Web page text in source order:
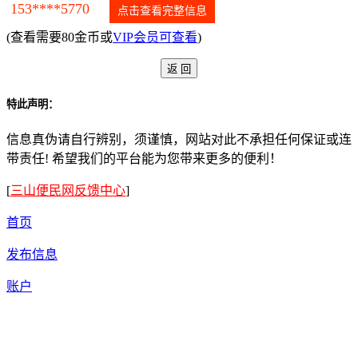
153****5770 点击查看完整信息
(查看需要80金币或VIP会员可查看)
特此声明：
信息真伪请自行辨别，须谨慎，网站对此不承担任何保证或连
带责任! 希望我们的平台能为您带来更多的便利！
[三山便民网反馈中心]
首页
发布信息
账户